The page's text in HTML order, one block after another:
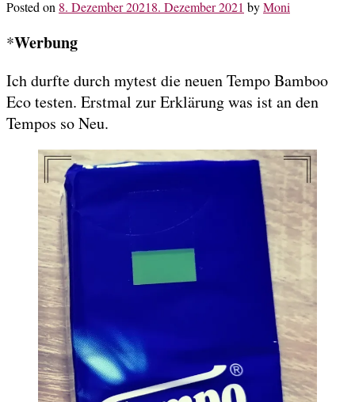
Posted on 8. Dezember 20218. Dezember 2021 byMoni
*Werbung
Ich durfte durch mytest die neuen Tempo Bamboo
Eco testen. Erstmal zur Erklärung was ist an den
Tempos so Neu.